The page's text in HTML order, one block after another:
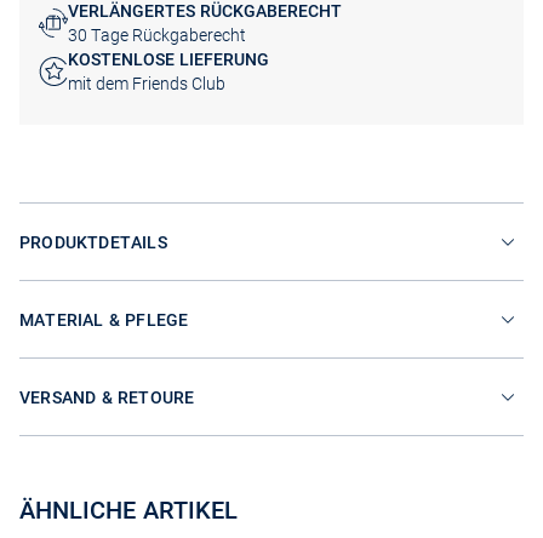
VERLÄNGERTES RÜCKGABERECHT
30 Tage Rückgaberecht
KOSTENLOSE LIEFERUNG
mit dem Friends Club
PRODUKTDETAILS
MATERIAL & PFLEGE
VERSAND & RETOURE
ÄHNLICHE ARTIKEL